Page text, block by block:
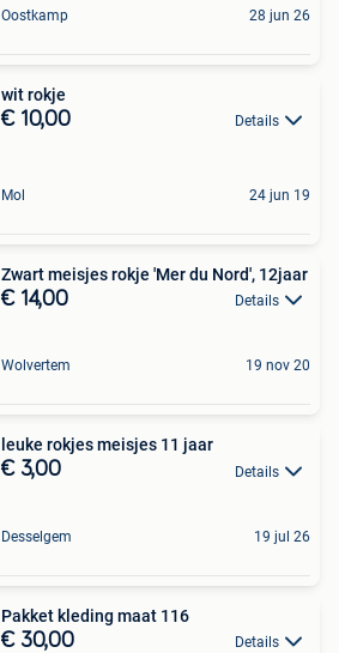
Oostkamp 28 jun 26
wit rokje
€ 10,00 Details
Mol 24 jun 19
Zwart meisjes rokje 'Mer du Nord', 12jaar
€ 14,00 Details
Wolvertem 19 nov 20
leuke rokjes meisjes 11 jaar
€ 3,00 Details
Desselgem 19 jul 26
Pakket kleding maat 116
€ 30,00 Details